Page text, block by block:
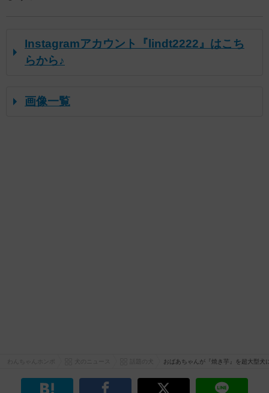
Instagramアカウント『lindt2222』はこち
らから♪
画像一覧
おばあちゃんが『焼き芋』を超大型